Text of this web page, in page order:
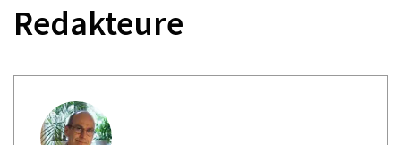
Redakteure